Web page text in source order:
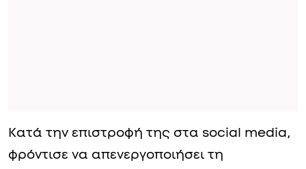
Κατά την επιστροφή της στα social media,
φρόντισε να απενεργοποιήσει τη